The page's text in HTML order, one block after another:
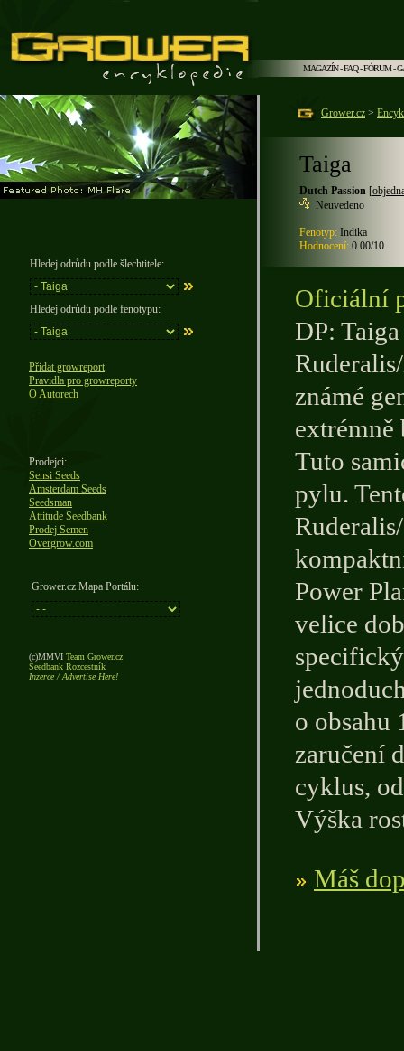
MAGAZÍN-FAQ-FÓRUM-
Hledej odrůdu podle šlechtitele:
Hledej odrůdu podle fenotypu:
Přidat growreport
Pravidla pro growreporty
O Autorech
Prodejci:
Sensi Seeds
Amsterdam Seeds
Seedsman
Attitude Seedbank
Prodej Semen
Overgrow.com
Grower.cz Mapa Portálu:
(c)MMVI Team Grower.cz
Seedbank Rozcestník
Inzerce / Advertise Here!
Grower.cz >
Taiga
Dutch Passion [
Neuvedeno
Fenotyp: Indika
Hodnocení: 0.00/10
Oficiální
DP:
známé
extrémně
Tuto
pylu.
Power
velice
o obsahu
zaručení
cyklus,
Výška
Máš